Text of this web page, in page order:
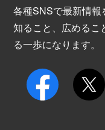
各種SNSで最新情報
知ること、広めるこ
る一歩になります。